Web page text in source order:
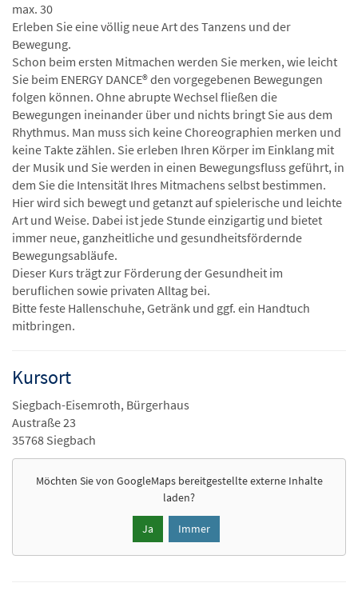
max. 30
Erleben Sie eine völlig neue Art des Tanzens und der
Bewegung.
Schon beim ersten Mitmachen werden Sie merken, wie leicht
Sie beim ENERGY DANCE® den vorgegebenen Bewegungen
folgen können. Ohne abrupte Wechsel fließen die
Bewegungen ineinander über und nichts bringt Sie aus dem
Rhythmus. Man muss sich keine Choreographien merken und
keine Takte zählen. Sie erleben Ihren Körper im Einklang mit
der Musik und Sie werden in einen Bewegungsfluss geführt, in
dem Sie die Intensität Ihres Mitmachens selbst bestimmen.
Hier wird sich bewegt und getanzt auf spielerische und leichte
Art und Weise. Dabei ist jede Stunde einzigartig und bietet
immer neue, ganzheitliche und gesundheitsfördernde
Bewegungsabläufe.
Dieser Kurs trägt zur Förderung der Gesundheit im
beruflichen sowie privaten Alltag bei.
Bitte feste Hallenschuhe, Getränk und ggf. ein Handtuch
mitbringen.
Kursort
Siegbach-Eisemroth, Bürgerhaus
Austraße 23
35768 Siegbach
Möchten Sie von GoogleMapsbereitgestellte externe Inhalte
laden?
Ja Immer